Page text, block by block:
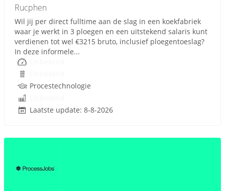
Rucphen
Wil jij per direct fulltime aan de slag in een koekfabriek
waar je werkt in 3 ploegen en een uitstekend salaris kunt
verdienen tot wel €3215 bruto, inclusief ploegentoeslag?
In deze informele...
Procestechnologie
Laatste update: 8-8-2026